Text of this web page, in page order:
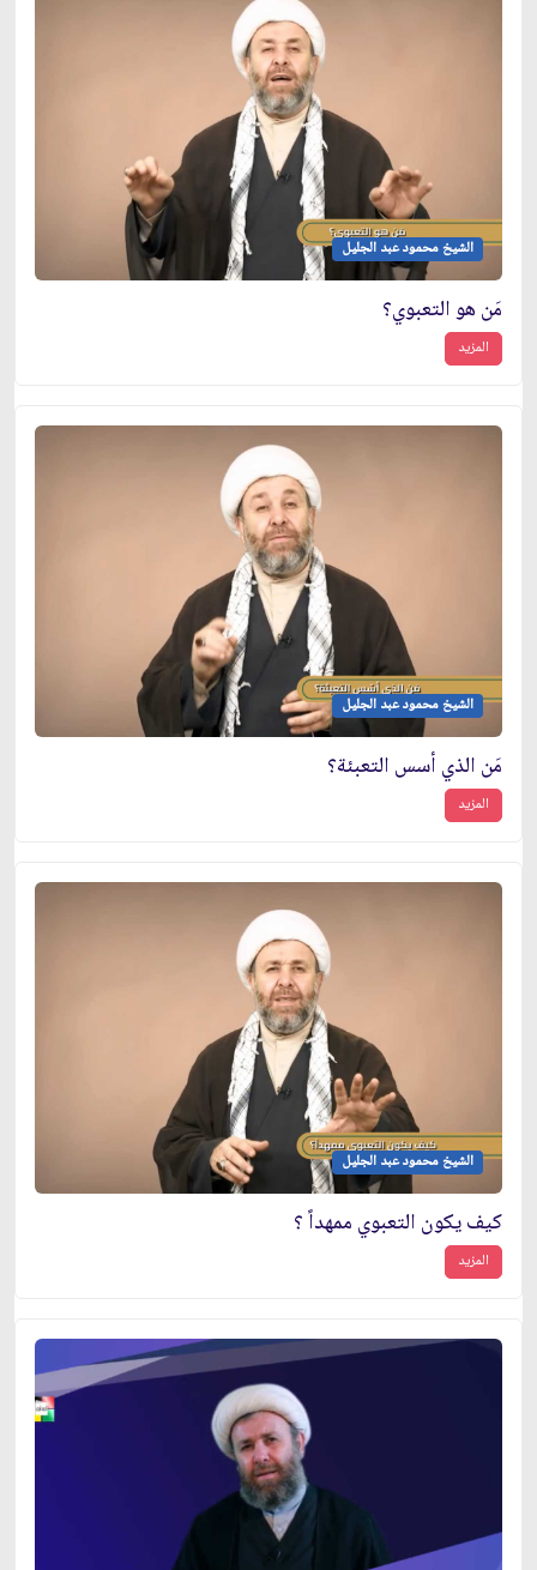
الشيخ محمود عبد الجليل
مَن هو التعبوي؟
المزيد
الشيخ محمود عبد الجليل
مَن الذي أسس التعبئة؟
المزيد
الشيخ محمود عبد الجليل
كيف يكون التعبوي ممهداً ؟
المزيد